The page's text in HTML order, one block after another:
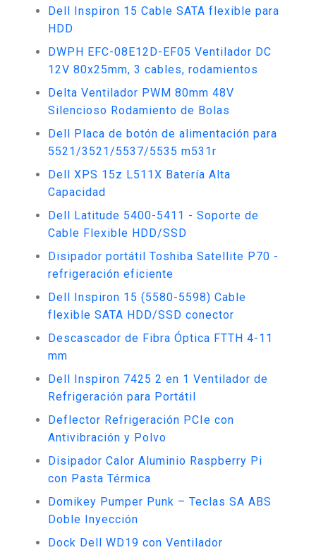
Dell Inspiron 15 Cable SATA flexible para
HDD
DWPH EFC-08E12D-EF05 Ventilador DC
12V 80x25mm, 3 cables, rodamientos
Delta Ventilador PWM 80mm 48V
Silencioso Rodamiento de Bolas
Dell Placa de botón de alimentación para
5521/3521/5537/5535 m531r
Dell XPS 15z L511X Batería Alta
Capacidad
Dell Latitude 5400-5411 - Soporte de
Cable Flexible HDD/SSD
Disipador portátil Toshiba Satellite P70 -
refrigeración eficiente
Dell Inspiron 15 (5580-5598) Cable
flexible SATA HDD/SSD conector
Descascador de Fibra Óptica FTTH 4-11
mm
Dell Inspiron 7425 2 en 1 Ventilador de
Refrigeración para Portátil
Deflector Refrigeración PCIe con
Antivibración y Polvo
Disipador Calor Aluminio Raspberry Pi
con Pasta Térmica
Domikey Pumper Punk – Teclas SA ABS
Doble Inyección
Dock Dell WD19 con Ventilador